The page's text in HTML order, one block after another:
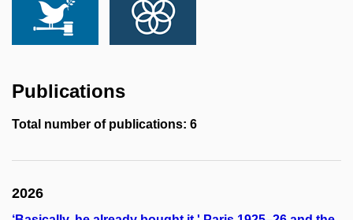
Publications
Total number of publications: 6
2026